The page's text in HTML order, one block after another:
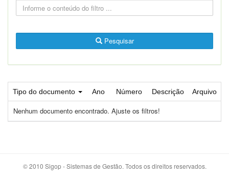
Pesquisar
Tipo do documento Ano Número Descrição Arquivo
Nenhum documento encontrado. Ajuste os filtros!
© 2010 Sigop - Sistemas de Gestão. Todos os direitos reservados.